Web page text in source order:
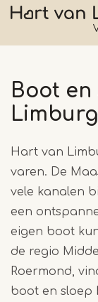
Overslaan
naar
inhoud
gaan
Boot
Limburg
Hart van
varen. De
vele kanalen
een
eigen boot
de regio
Roermond,
boot en sloep